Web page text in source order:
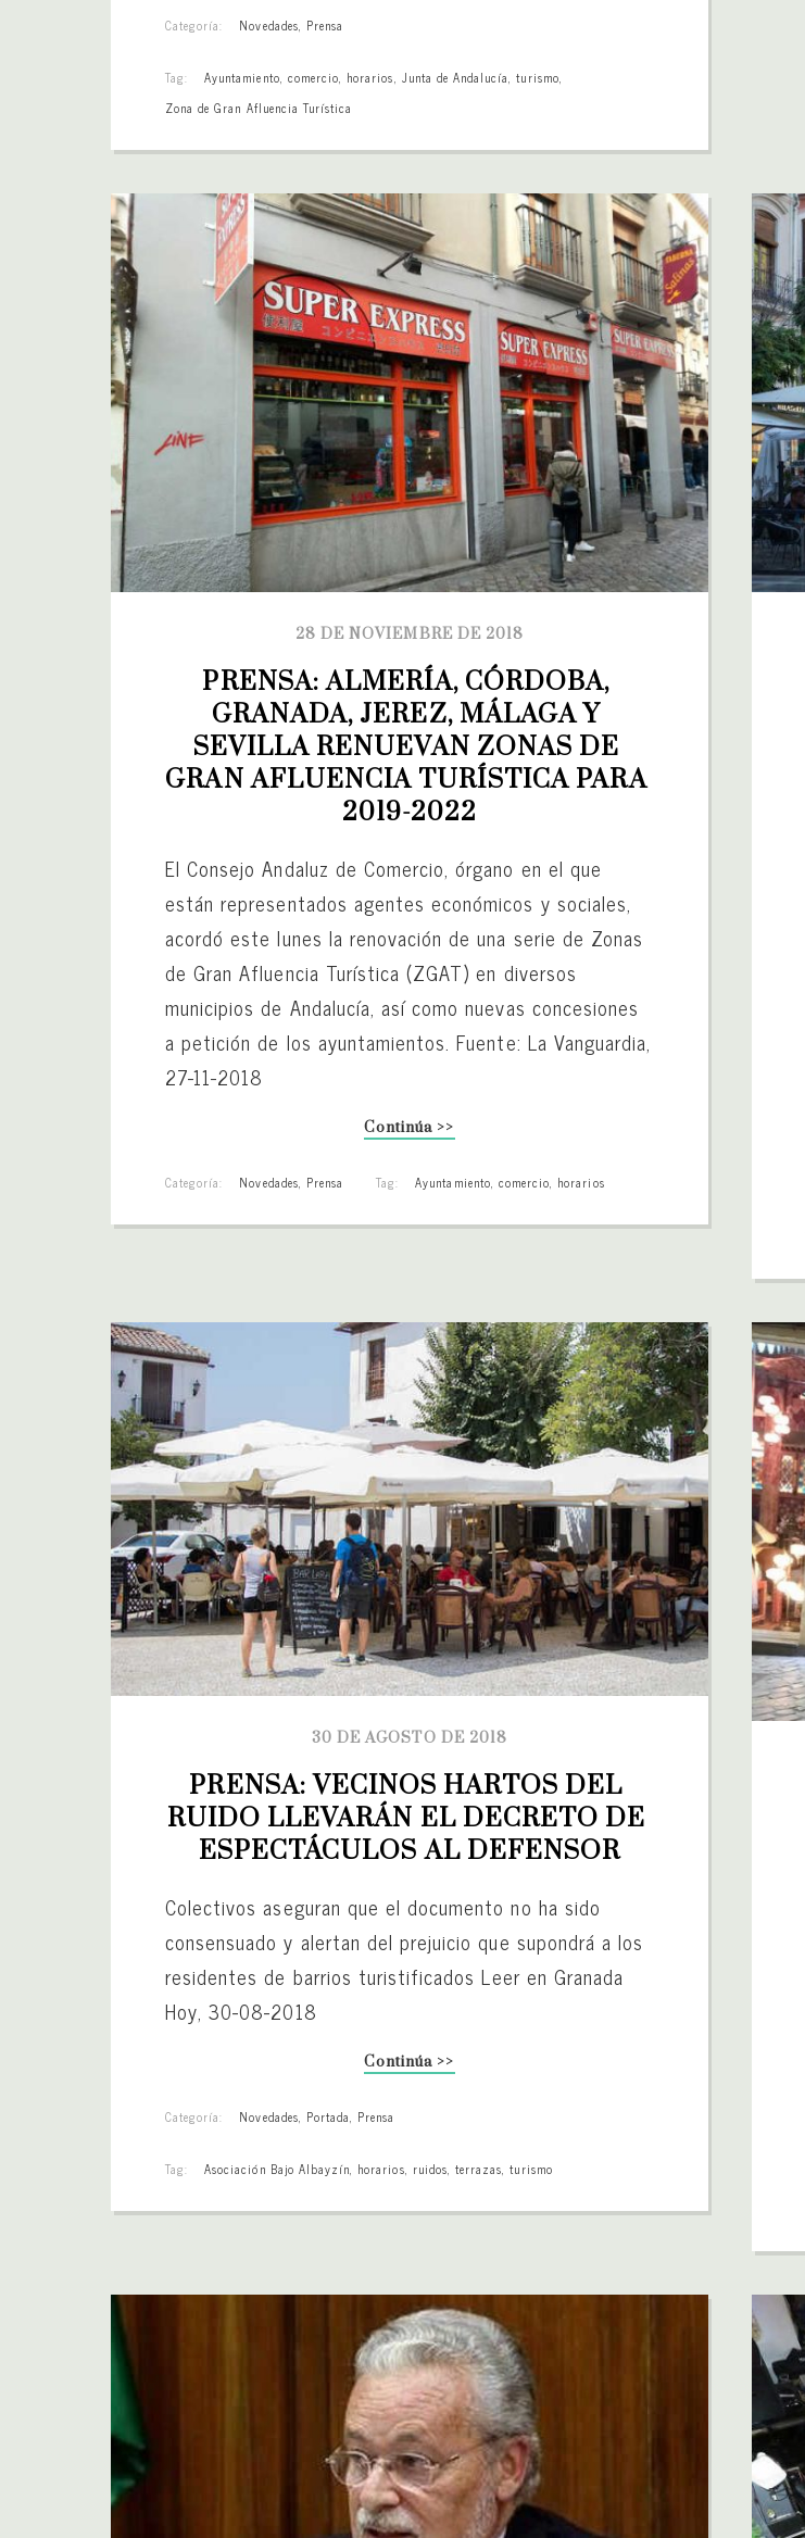
Categoría: Novedades, Prensa
Tag: Ayuntamiento, comercio, horarios, Junta de Andalucía,turismo,
Zona de Gran Afluencia Turística
28 DE NOVIEMBRE DE 2018
PRENSA: ALMERÍA, CÓRDOBA,
GRANADA, JEREZ, MÁLAGA Y
SEVILLA RENUEVAN ZONAS DE
GRAN AFLUENCIA TURÍSTICA PARA
2019-2022
El Consejo Andaluz de Comercio, órgano en el que
están representados agentes económicos y sociales,
acordó este lunes la renovación de una serie de Zonas
de Gran Afluencia Turística (ZGAT) en diversos
municipios de Andalucía, así como nuevas concesiones
a petición de los ayuntamientos. Fuente: La Vanguardia,
27-11-2018
Continúa >>
Categoría: Novedades, Prensa Tag: Ayuntamiento, comercio, horarios
30 DE AGOSTO DE 2018
PRENSA: VECINOS HARTOS DEL
RUIDO LLEVARÁN EL DECRETO DE
ESPECTÁCULOS AL DEFENSOR
Colectivos aseguran que el documento no ha sido
consensuado y alertan del prejuicio que supondrá a los
residentes de barrios turistificados Leer en Granada
Hoy, 30-08-2018
Continúa >>
Categoría: Novedades, Portada, Prensa
Tag: Asociación Bajo Albayzín, horarios, ruidos, terrazas,turismo